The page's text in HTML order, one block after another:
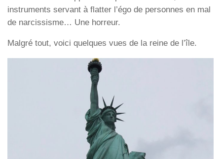
instruments servant à flatter l’égo de personnes en mal
de narcissisme… Une horreur.
Malgré tout, voici quelques vues de la reine de l’île.